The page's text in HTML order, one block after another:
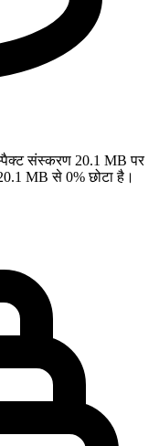
संस्करण 20.1 MB पर
MB से 0% छोटा है।